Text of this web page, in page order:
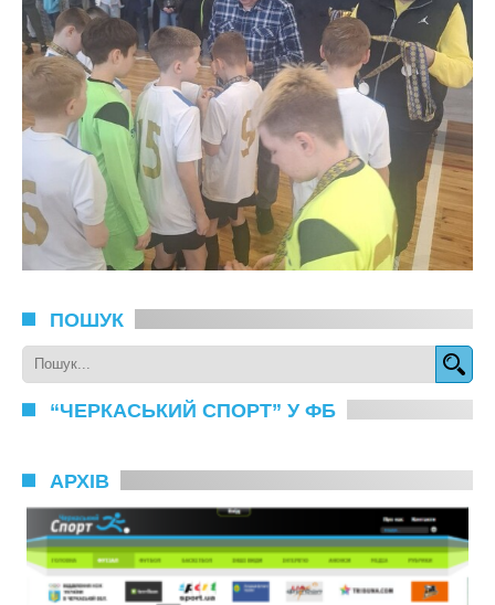
ПОШУК
“ЧЕРКАСЬКИЙ СПОРТ” У ФБ
АРХІВ